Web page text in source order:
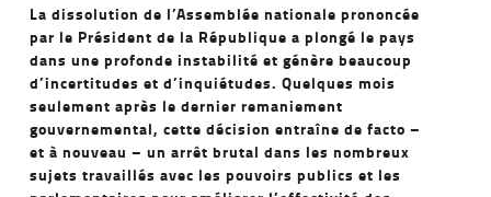
La dissolution de l’Assemblée nationale prononcée
par le Président de la République a plongé le pays
dans une profonde instabilité et génère beaucoup
d’incertitudes et d’inquiétudes. Quelques mois
seulement après le dernier remaniement
gouvernemental, cette décision entraîne de facto –
et à nouveau – un arrêt brutal dans les nombreux
sujets travaillés avec les pouvoirs publics et les